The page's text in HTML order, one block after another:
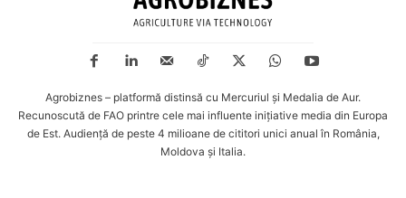
Agrobiznes – platformă distinsă cu Mercuriul și Medalia de Aur.
Recunoscută de FAO printre cele mai influente inițiative media din Europa
de Est. Audiență de peste 4 milioane de cititori unici anual în România,
Moldova și Italia.